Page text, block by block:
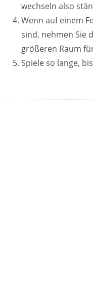
wechseln also
Wenn auf einem
sind, nehmen Sie
größeren Raum
Spiele so lange,